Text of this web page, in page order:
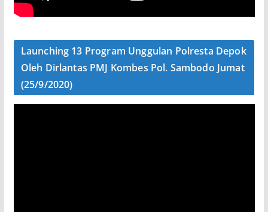
Launching 13 Program Unggulan Polresta Depok
Oleh Dirlantas PMJ Kombes Pol. Sambodo Jumat
(25/9/2020)